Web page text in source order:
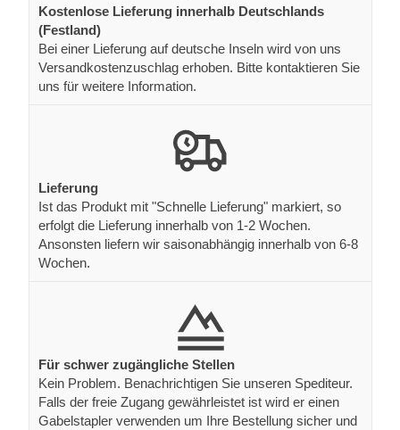
Kostenlose Lieferung innerhalb Deutschlands
(Festland)
Bei einer Lieferung auf deutsche Inseln wird von uns
Versandkostenzuschlag erhoben. Bitte kontaktieren Sie
uns für weitere Information.
Lieferung
Ist das Produkt mit "Schnelle Lieferung" markiert, so
erfolgt die Lieferung innerhalb von 1-2 Wochen.
Ansonsten liefern wir saisonabhängig innerhalb von 6-8
Wochen.
Für schwer zugängliche Stellen
Kein Problem. Benachrichtigen Sie unseren Spediteur.
Falls der freie Zugang gewährleistet ist wird er einen
Gabelstapler verwenden um Ihre Bestellung sicher und